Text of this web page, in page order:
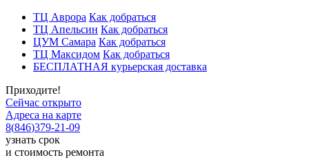
ТЦ Аврора Как добраться
ТЦ Апельсин Как добраться
ЦУМ Самара Как добраться
ТЦ Максидом Как добраться
БЕСПЛАТНАЯ курьерская доставка
Приходите!
Сейчас открыто
Адреса на карте
8(846)379-21-09
узнать срок
и стоимость ремонта